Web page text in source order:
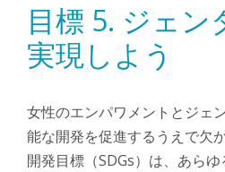
目標 5. ジェン
実現しよう
女性のエンパワメントとジェ
能な開発を促進するうえで欠
開発目標（SDGs）は、あら